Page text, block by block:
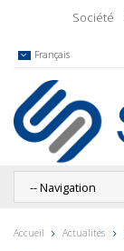
Société
Français
Accueil Actualités